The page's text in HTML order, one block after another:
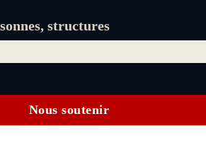
structures
Nous soutenir